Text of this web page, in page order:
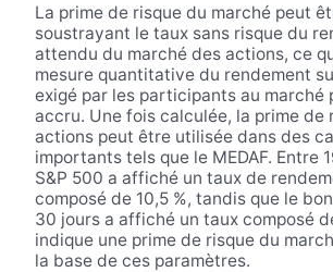
La prime de risque du marché peut
soustrayant le taux sans risque du
attendu du marché des actions, ce
mesure quantitative du rendement
exigé par les participants au marché
accru. Une fois calculée, la prime de
actions peut être utilisée dans des
importants tels que le MEDAF. Entre
S&P 500 a affiché un taux de
composé de 10,5 %, tandis que le
30 jours a affiché un taux composé
indique une prime de risque du
la base de ces paramètres.